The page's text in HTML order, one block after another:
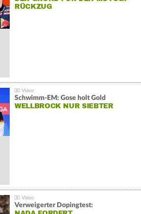
RÜCKZUG
Schwimm-EM: Gose holt Gold
WELLBROCK NUR SIEBTER
Verweigerter Dopingtest: